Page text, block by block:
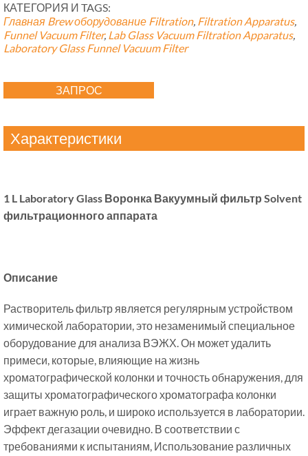
КАТЕГОРИЯ И TAGS:
Главная Brew оборудование Filtration, Filtration Apparatus,
Funnel Vacuum Filter, Lab Glass Vacuum Filtration Apparatus,
Laboratory Glass Funnel Vacuum Filter
ЗАПРОС
Характеристики
1 L Laboratory Glass Воронка Вакуумный фильтр Solvent
фильтрационного аппарата
Описание
Растворитель фильтр является регулярным устройством
химической лаборатории, это незаменимый специальное
оборудование для анализа ВЭЖХ. Он может удалить
примеси, которые, влияющие на жизнь
хроматографической колонки и точность обнаружения, для
защиты хроматографического хроматографа колонки
играет важную роль, и широко используется в лаборатории.
Эффект дегазации очевидно. В соответствии с
требованиями к испытаниям, Использование различных